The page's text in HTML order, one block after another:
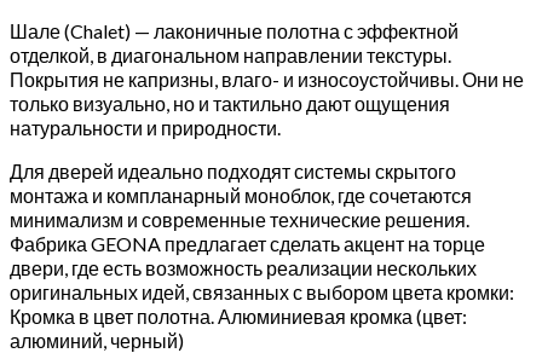
Шале (Chalet) — лаконичные полотна с эффектной
отделкой, в диагональном направлении текстуры.
Покрытия не капризны, влаго- и износоустойчивы. Они не
только визуально, но и тактильно дают ощущения
натуральности и природности.
Для дверей идеально подходят системы скрытого
монтажа и компланарный моноблок, где сочетаются
минимализм и современные технические решения.
Фабрика GEONA предлагает сделать акцент на торце
двери, где есть возможность реализации нескольких
оригинальных идей, связанных с выбором цвета кромки:
Кромка в цвет полотна. Алюминиевая кромка (цвет:
алюминий, черный)